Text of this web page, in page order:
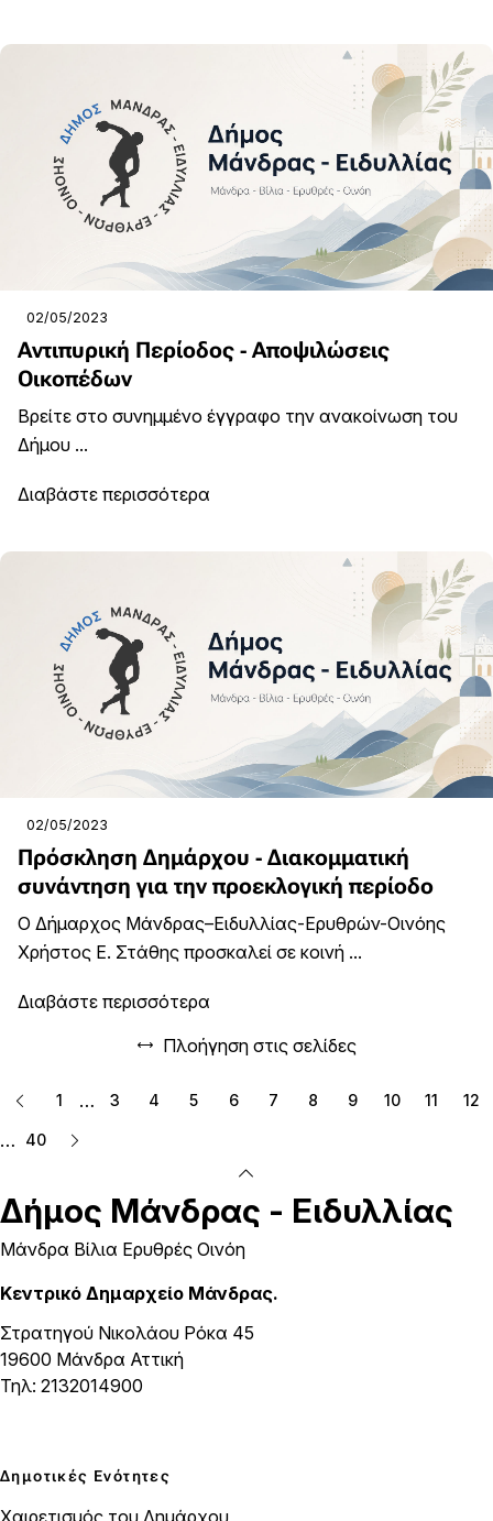
02/05/2023
Αντιπυρική Περίοδος - Αποψιλώσεις
Οικοπέδων
Βρείτε στο συνημμένο έγγραφο την ανακοίνωση του
Δήμου ...
Διαβάστε περισσότερα
02/05/2023
Πρόσκληση Δημάρχου - Διακομματική
συνάντηση για την προεκλογική περίοδο
Ο Δήμαρχος Μάνδρας–Ειδυλλίας-Ερυθρών-Οινόης
Χρήστος Ε. Στάθης προσκαλεί σε κοινή ...
Διαβάστε περισσότερα
Πλοήγηση στις σελίδες
1 … 3 4 5 6 7 8 9 10 11 12
… 40
Δήμος Μάνδρας - Ειδυλλίας
Μάνδρα Βίλια Ερυθρές Οινόη
Κεντρικό Δημαρχείο Μάνδρας.
Στρατηγού Νικολάου Ρόκα 45
19600 Μάνδρα Αττική
Τηλ: 2132014900
Δημοτικές Ενότητες